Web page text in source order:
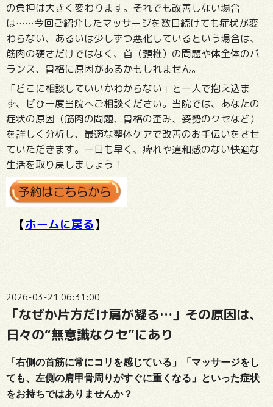
の負担は大きく変わります。それでも改善しない場合
は……今回ご紹介したマッサージを数日続けても症状が変
わらない、あるいは少しずつ悪化しているという場合は、
筋肉の硬さだけではなく、首（頸椎）の問題や体全体のバ
ランス、骨格に原因があるかもしれません。
「どこに相談していいかわからない」と一人で抱え込ま
ず、ぜひ一度当院へご相談ください。当院では、あなたの
症状の原因（筋肉の問題、骨格の歪み、姿勢のクセなど）
を詳しく分析し、最適な整体ケアで改善のお手伝いをさせ
ていただきます。一日も早く、痺れや違和感のない快適な
生活を取り戻しましょう！
【ホームに戻る】
2026-03-21 06:31:00
「なぜか片方だけ肩が凝る…」その原因は、
日々の“無意識なクセ”にあり
「右側の首筋に常にコリを感じている」「マッサージをし
ても、左側の肩甲骨周りがすぐに重くなる」といった症状
をお持ちではありませんか？